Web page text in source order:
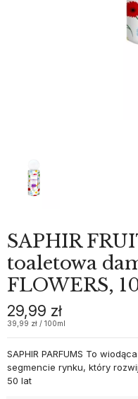
SAPHIR
toaletowa
FLOWERS,
29,99 zł
39,99 zł / 100ml
SAPHIR PARFUMS To
segmencie rynku, który
50 lat